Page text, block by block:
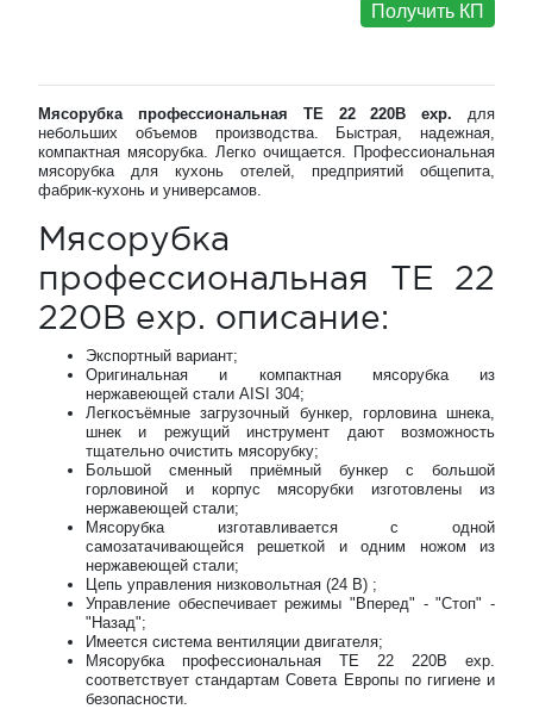
Получить КП
Мясорубка профессиональная TE 22 220В exp. для
небольших объемов производства. Быстрая, надежная,
компактная мясорубка. Легко очищается. Профессиональная
мясорубка для кухонь отелей, предприятий общепита,
фабрик-кухонь и универсамов.
Мясорубка
профессиональная TE 22
220В exp. описание:
Экспортный вариант;
Оригинальная и компактная мясорубка из
нержавеющей стали AISI 304;
Легкосъёмные загрузочный бункер, горловина шнека,
шнек и режущий инструмент дают возможность
тщательно очистить мясорубку;
Большой сменный приёмный бункер с большой
горловиной и корпус мясорубки изготовлены из
нержавеющей стали;
Мясорубка изготавливается с одной
самозатачивающейся решеткой и одним ножом из
нержавеющей стали;
Цепь управления низковольтная (24 В) ;
Управление обеспечивает режимы "Вперед" - "Стоп" -
"Назад";
Имеется система вентиляции двигателя;
Мясорубка профессиональная TE 22 220В exp.
соответствует стандартам Совета Европы по гигиене и
безопасности.